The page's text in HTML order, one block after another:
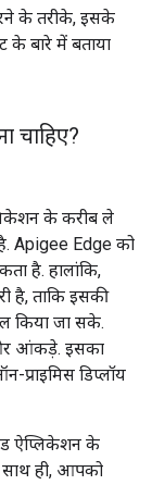
के तरीके, इसके
के बारे में बताया
चाहिए?
के करीब ले
Apigee Edge को
है. हालांकि,
है, ताकि इसकी
किया जा सके.
आंकड़े. इसका
डिप्लॉय
ऐप्लिकेशन के
साथ ही, आपको